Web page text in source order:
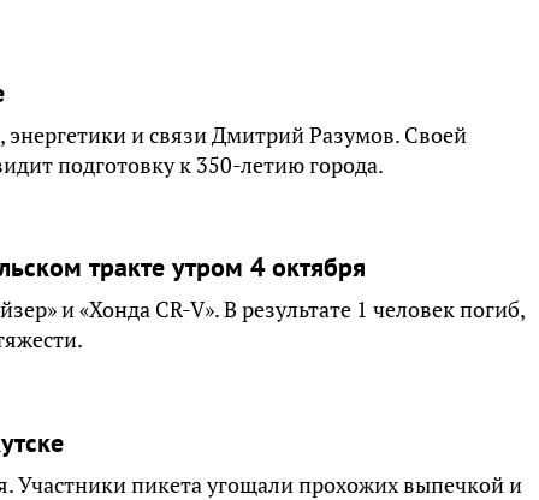
и связи Дмитрий Разумов. Своей
подготовку к 350-летию города.
тракте утром 4 октября
и «Хонда CR-V». В результате 1 человек погиб,
Участники пикета угощали прохожих выпечкой и